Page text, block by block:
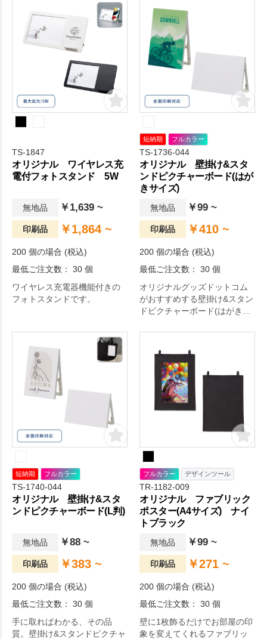
ます。
TS-1847
オリジナル ワイヤレス充
電付フォトスタンド 5W
無地品 ￥1,639 ~
印刷品 ￥1,864 ~
200 個の場合 (税込)
最低ご注文数： 30 個
ワイヤレス充電器機能付きの
フォトスタンドです。
短納期 フルカラー
TS-1736-044
オリジナル 壁掛け&スタ
ンドピクチャーボード(はが
きサイズ)
無地品 ￥99 ~
印刷品 ￥410 ~
200 個の場合 (税込)
最低ご注文数： 30 個
オリジナルグッズドットコム
がおすすめする壁掛け&スタン
ドピクチャーボード(はがきサ
ピクチャーボードです。
短納期 フルカラー
TS-1740-044
オリジナル 壁掛け&スタ
ンドピクチャーボード(L判)
無地品 ￥88 ~
印刷品 ￥383 ~
200 個の場合 (税込)
最低ご注文数： 30 個
手に取ればわかる、その品
質。壁掛け&スタンドピクチャ
フルカラー デザインツール
TR-1182-009
オリジナル ファブリック
ポスター(A4サイズ) ナイ
トブラック
無地品 ￥99 ~
印刷品 ￥271 ~
200 個の場合 (税込)
最低ご注文数： 30 個
壁に1枚飾るだけでお部屋の印
象を変えてくれるファブリッ